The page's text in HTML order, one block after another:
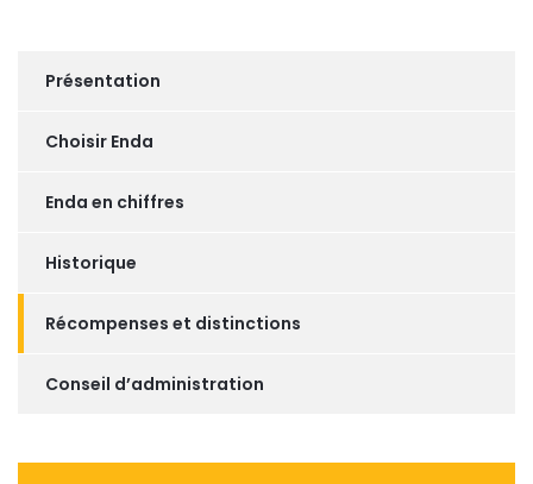
Présentation
Choisir Enda
Enda en chiffres
Historique
Récompenses et distinctions
Conseil d’administration